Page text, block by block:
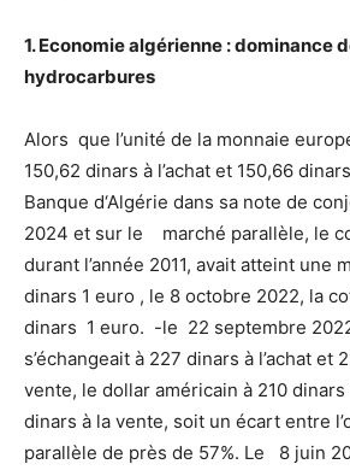
1. Economie algérienne : dominance
hydrocarbures
Alors que l’unité de la monnaie
150,62 dinars à l’achat et 150,66
Banque d‘Algérie dans sa note de
2024 et sur le marché parallèle, le
durant l’année 2011, avait atteint une
dinars 1 euro , le 8 octobre 2022, la
dinars 1 euro. -le 22 septembre
s’échangeait à 227 dinars à l’achat et
vente, le dollar américain à 210 dinars
dinars à la vente, soit un écart entre
parallèle de près de 57%. Le 8 juin